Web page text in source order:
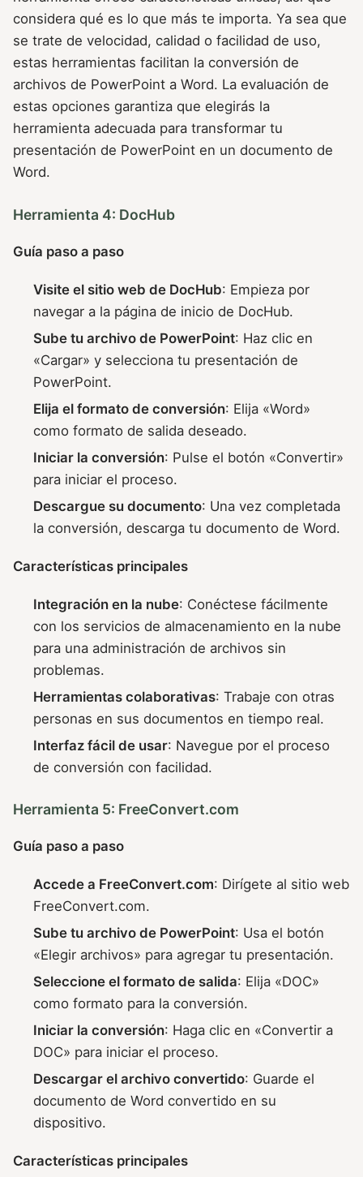
considera qué es lo que más te importa. Ya sea que
se trate de velocidad, calidad o facilidad de uso,
estas herramientas facilitan la conversión de
archivos de PowerPoint a Word. La evaluación de
estas opciones garantiza que elegirás la
herramienta adecuada para transformar tu
presentación de PowerPoint en un documento de
Word.
Herramienta 4: DocHub
Guía paso a paso
Visite el sitio web de DocHub: Empieza por
navegar a la página de inicio de DocHub.
Sube tu archivo de PowerPoint: Haz clic en
«Cargar» y selecciona tu presentación de
PowerPoint.
Elija el formato de conversión: Elija «Word»
como formato de salida deseado.
Iniciar la conversión: Pulse el botón «Convertir»
para iniciar el proceso.
Descargue su documento: Una vez completada
la conversión, descarga tu documento de Word.
Características principales
Integración en la nube: Conéctese fácilmente
con los servicios de almacenamiento en la nube
para una administración de archivos sin
problemas.
Herramientas colaborativas: Trabaje con otras
personas en sus documentos en tiempo real.
Interfaz fácil de usar: Navegue por el proceso
de conversión con facilidad.
Herramienta 5: FreeConvert.com
Guía paso a paso
Accede a FreeConvert.com: Dirígete al sitio web
FreeConvert.com.
Sube tu archivo de PowerPoint: Usa el botón
«Elegir archivos» para agregar tu presentación.
Seleccione el formato de salida: Elija «DOC»
como formato para la conversión.
Iniciar la conversión: Haga clic en «Convertir a
DOC» para iniciar el proceso.
Descargar el archivo convertido: Guarde el
documento de Word convertido en su
dispositivo.
Características principales